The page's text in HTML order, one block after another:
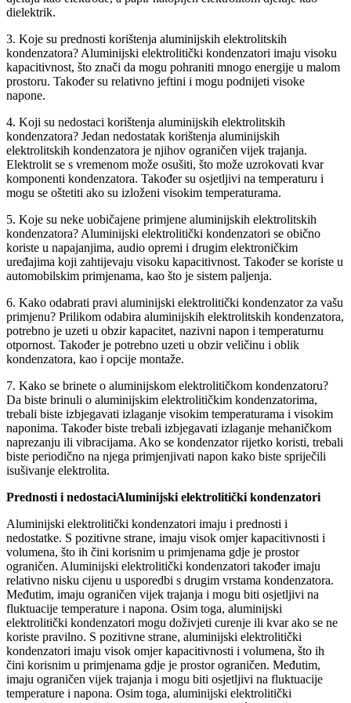
dielektrik.
3. Koje su prednosti korištenja aluminijskih elektrolitskih
kondenzatora? Aluminijski elektrolitički kondenzatori imaju visoku
kapacitivnost, što znači da mogu pohraniti mnogo energije u malom
prostoru. Također su relativno jeftini i mogu podnijeti visoke
napone.
4. Koji su nedostaci korištenja aluminijskih elektrolitskih
kondenzatora? Jedan nedostatak korištenja aluminijskih
elektrolitskih kondenzatora je njihov ograničen vijek trajanja.
Elektrolit se s vremenom može osušiti, što može uzrokovati kvar
komponenti kondenzatora. Također su osjetljivi na temperaturu i
mogu se oštetiti ako su izloženi visokim temperaturama.
5. Koje su neke uobičajene primjene aluminijskih elektrolitskih
kondenzatora? Aluminijski elektrolitički kondenzatori se obično
koriste u napajanjima, audio opremi i drugim elektroničkim
uređajima koji zahtijevaju visoku kapacitivnost. Također se koriste u
automobilskim primjenama, kao što je sistem paljenja.
6. Kako odabrati pravi aluminijski elektrolitički kondenzator za vašu
primjenu? Prilikom odabira aluminijskih elektrolitskih kondenzatora,
potrebno je uzeti u obzir kapacitet, nazivni napon i temperaturnu
otpornost. Također je potrebno uzeti u obzir veličinu i oblik
kondenzatora, kao i opcije montaže.
7. Kako se brinete o aluminijskom elektrolitičkom kondenzatoru?
Da biste brinuli o aluminijskim elektrolitičkim kondenzatorima,
trebali biste izbjegavati izlaganje visokim temperaturama i visokim
naponima. Također biste trebali izbjegavati izlaganje mehaničkom
naprezanju ili vibracijama. Ako se kondenzator rijetko koristi, trebali
biste periodično na njega primjenjivati ​​napon kako biste spriječili
isušivanje elektrolita.
Prednosti i nedostaciAluminijski elektrolitički kondenzatori
Aluminijski elektrolitički kondenzatori imaju i prednosti i
nedostatke. S pozitivne strane, imaju visok omjer kapacitivnosti i
volumena, što ih čini korisnim u primjenama gdje je prostor
ograničen. Aluminijski elektrolitički kondenzatori također imaju
relativno nisku cijenu u usporedbi s drugim vrstama kondenzatora.
Međutim, imaju ograničen vijek trajanja i mogu biti osjetljivi na
fluktuacije temperature i napona. Osim toga, aluminijski
elektrolitički kondenzatori mogu doživjeti curenje ili kvar ako se ne
koriste pravilno. S pozitivne strane, aluminijski elektrolitički
kondenzatori imaju visok omjer kapacitivnosti i volumena, što ih
čini korisnim u primjenama gdje je prostor ograničen. Međutim,
imaju ograničen vijek trajanja i mogu biti osjetljivi na fluktuacije
temperature i napona. Osim toga, aluminijski elektrolitički